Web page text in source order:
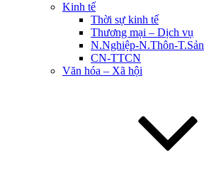
Kinh tế
Thời sự kinh tế
Thương mại – Dịch vụ
N.Nghiệp-N.Thôn-T.Sản
CN-TTCN
Văn hóa – Xã hội